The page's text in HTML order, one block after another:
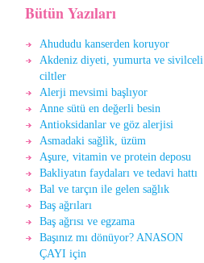
Bütün Yazıları
Ahududu kanserden koruyor
Akdeniz diyeti, yumurta ve sivilceli
ciltler
Alerji mevsimi başlıyor
Anne sütü en değerli besin
Antioksidanlar ve göz alerjisi
Asmadaki sağlìk, üzüm
Aşure, vitamin ve protein deposu
Bakliyatın faydaları ve tedavi hattı
Bal ve tarçın ile gelen sağlık
Baş ağrıları
Baş ağrısı ve egzama
Başınız mı dönüyor? ANASON
ÇAYI için